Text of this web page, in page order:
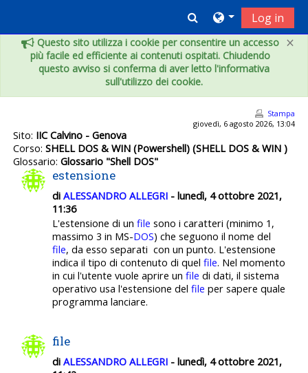
×
Questo sito utilizza i cookie per consentire un accesso
più facile ed efficiente ai contenuti ospitati. Chiudendo
questo avviso si conferma di aver letto l'informativa
sull'utilizzo dei cookie.
Toggle search
Log in
Stampa
giovedì, 6 agosto 2026, 13:04
Sito: IIC Calvino - Genova
Corso:SHELL DOS & WIN (Powershell) (SHELL DOS & WIN )
Glossario:Glossario "Shell DOS"
estensione
di ALESSANDRO ALLEGRI - lunedì, 4 ottobre 2021,
11:36
L'estensione di un file sono i caratteri (minimo 1,
massimo 3 in MS-DOS) che seguono il nome del
file, da esso separati con un punto. L'estensione
indica il tipo di contenuto di quel file. Nel momento
in cui l'utente vuole aprire un file di dati, il sistema
operativo usa l'estensione del file per sapere quale
programma lanciare.
file
di ALESSANDRO ALLEGRI - lunedì, 4 ottobre 2021,